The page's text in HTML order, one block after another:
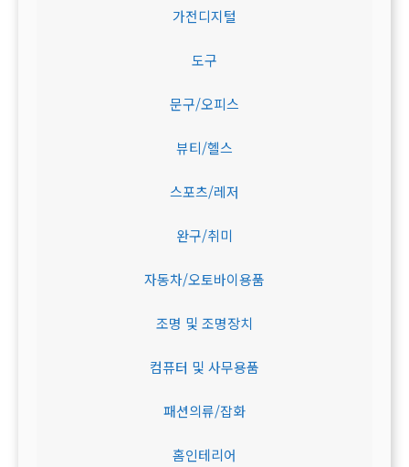
가전디지털
도구
문구/오피스
뷰티/헬스
스포츠/레저
완구/취미
자동차/오토바이용품
조명 및 조명장치
컴퓨터 및 사무용품
패션의류/잡화
홈인테리어